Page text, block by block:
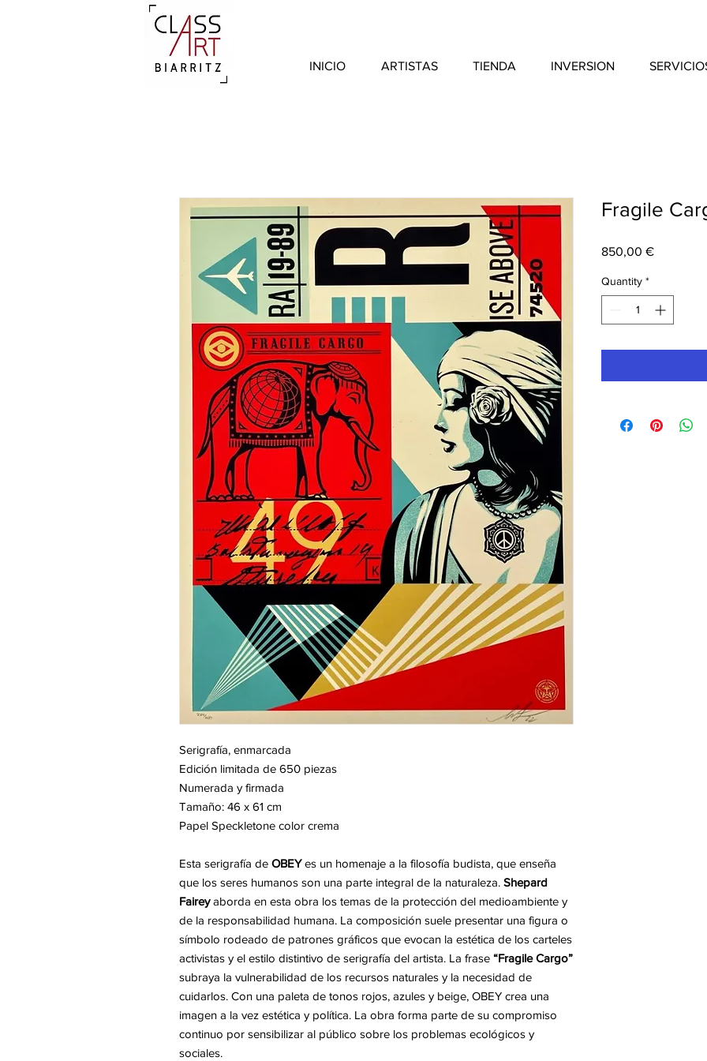
INICIO ARTISTAS TIENDA INVERSION
Serigrafía, enmarcada
Edición limitada de 650 piezas
Numerada y firmada
Tamaño: 46 x 61 cm
Papel Speckletone color crema
Esta serigrafía de OBEYes un homenaje a la filosofía budista, que enseña
que los seres humanos son una parte integral de la naturaleza. Shepard
Faireyaborda en esta obra los temas de la protección del medioambiente y
de la responsabilidad humana. La composición suele presentar una figura o
símbolo rodeado de patrones gráficos que evocan la estética de los carteles
activistas y el estilo distintivo de serigrafía del artista. La frase “Fragile Cargo”
subraya la vulnerabilidad de los recursos naturales y la necesidad de
cuidarlos. Con una paleta de tonos rojos, azules y beige, OBEY crea una
imagen a la vez estética y política. La obra forma parte de su compromiso
continuo por sensibilizar al público sobre los problemas ecológicos y
sociales.
Fragile
850,00 €Price
Quantity *